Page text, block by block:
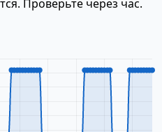
Проверьте через час.